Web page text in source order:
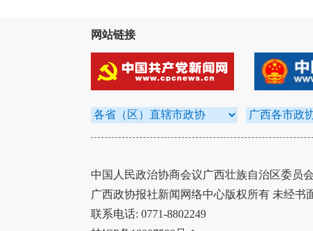
网站链接
中国人民政治协商会议广西壮族自治区委员
广西政协报社新闻网络中心版权所有 未经书
联系电话: 0771-8802249